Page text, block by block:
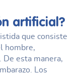
artificial?
que consiste
hombre,
esta manera,
Los